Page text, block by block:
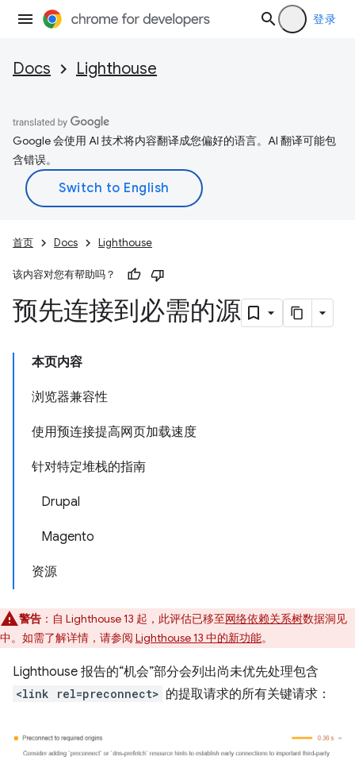
登录
Docs Lighthouse
Google 会使用 AI 技术将内容翻译成您偏好的语言。AI 翻译可能包
含错误。
首页 Docs Lighthouse
该内容对您有帮助吗？
预先连接到必需的源
本页内容
浏览器兼容性
使用预连接提高网页加载速度
针对特定堆栈的指南
Drupal
Magento
资源
警告 ：自 Lighthouse 13 起，此评估已移至网络依赖关系树数据洞见
中。如需了解详情，请参阅 Lighthouse 13 中的新功能。
Lighthouse 报告的“机会”部分会列出尚未优先处理包含
<link rel=preconnect> 的提取请求的所有关键请求：